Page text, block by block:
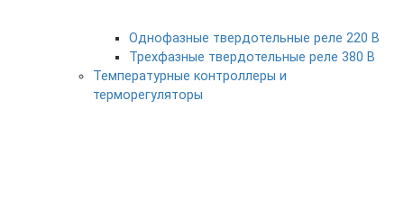
Однофазные твердотельные реле 220 В
Трехфазные твердотельные реле 380 В
Температурные контроллеры и
терморегуляторы